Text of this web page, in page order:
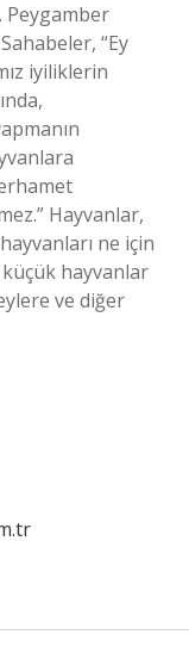
Peygamber
“Ey
iyiliklerin
Hayvanlar,
ne için
küçük hayvanlar
ve diğer